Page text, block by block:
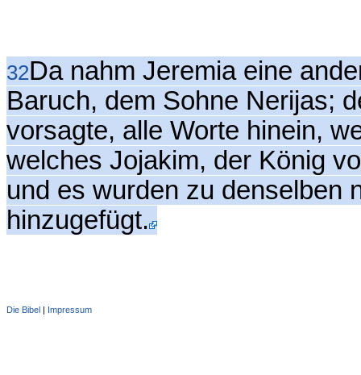
32Da nahm Jeremia eine
Baruch, dem Sohne Nerijas;
vorsagte, alle Worte hinein,
welches Jojakim, der König
und es wurden zu denselben
hinzugefügt.
Die Bibel Impressum